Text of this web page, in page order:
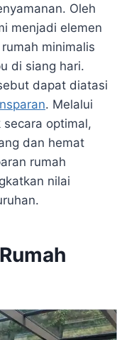
Oleh
menjadi elemen
minimalis
di siang hari.
dapat diatasi
. Melalui
optimal,
dan hemat
rumah
nilai